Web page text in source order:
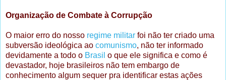
Organização de Combate à Corrupção
O maior erro do nosso regime militar foi não ter criado uma
subversão ideológica ao comunismo, não ter informado
devidamente a todo o Brasil o que ele significa e como é
devastador, hoje brasileiros não tem embargo de
conhecimento algum sequer pra identificar estas ações